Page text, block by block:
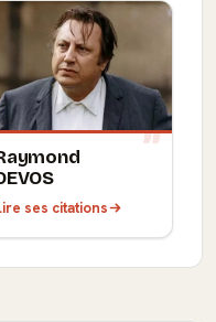
ses citations